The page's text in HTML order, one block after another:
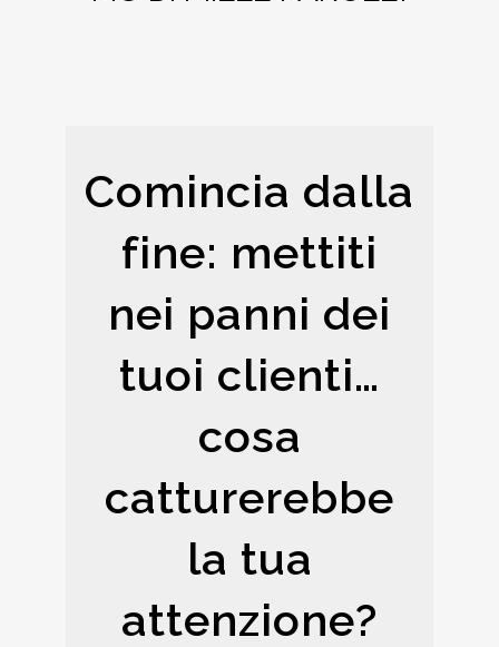
Comincia dalla
fine: mettiti
nei panni dei
tuoi clienti…
cosa
catturerebbe
la tua
attenzione?